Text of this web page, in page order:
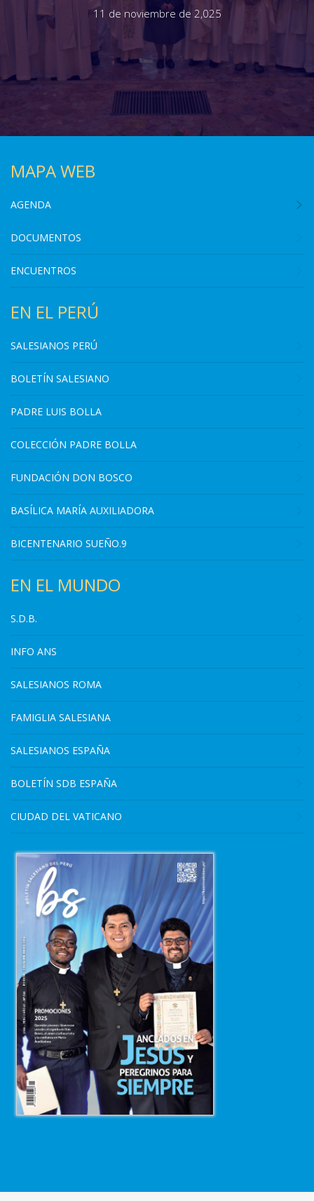
11 de noviembre de 2,025
MAPA WEB
AGENDA
DOCUMENTOS
ENCUENTROS
EN EL PERÚ
SALESIANOS PERÚ
BOLETÍN SALESIANO
PADRE LUIS BOLLA
COLECCIÓN PADRE BOLLA
FUNDACIÓN DON BOSCO
BASÍLICA MARÍA AUXILIADORA
BICENTENARIO SUEÑO.9
EN EL MUNDO
S.D.B.
INFO ANS
SALESIANOS ROMA
FAMIGLIA SALESIANA
SALESIANOS ESPAÑA
BOLETÍN SDB ESPAÑA
CIUDAD DEL VATICANO